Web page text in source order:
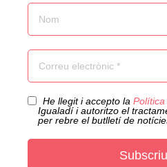
He llegit i accepto la
Igualadí i autoritzo el
per rebre el butlletí de